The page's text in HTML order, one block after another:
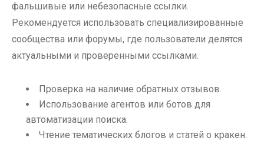
фальшивые или небезопасные ссылки.
Рекомендуется использовать специализированные
сообщества или форумы, где пользователи делятся
актуальными и проверенными ссылками.
Проверка на наличие обратных отзывов.
Использование агентов или ботов для
автоматизации поиска.
Чтение тематических блогов и статей о кракен.